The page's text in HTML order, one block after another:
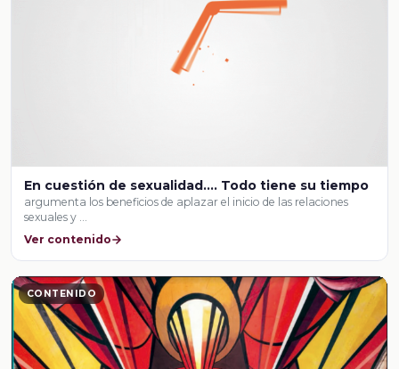
En cuestión de sexualidad…. Todo tiene su tiempo
argumenta los beneficios de aplazar el inicio de las relaciones
sexuales y …
Ver contenido
CONTENIDO